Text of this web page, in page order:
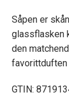
Såpen er
glassflasken
den
favorittduften
GTIN: